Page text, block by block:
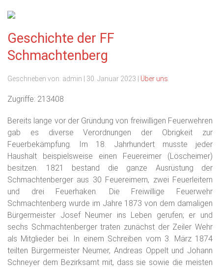
Geschichte der FF
Schmachtenberg
Geschrieben von: admin 30. Januar 2023 Über uns
Zugriffe: 213408
Bereits lange vor der Gründung von freiwilligen Feuerwehren
gab es diverse Verordnungen der Obrigkeit zur
Feuerbekämpfung. Im 18. Jahrhundert musste jeder
Haushalt beispielsweise einen Feuereimer (Löscheimer)
besitzen. 1821 bestand die ganze Ausrüstung der
Schmachtenberger aus 30 Feuereimern, zwei Feuerleitern
und drei Feuerhaken. Die Freiwillige Feuerwehr
Schmachtenberg wurde im Jahre 1873 von dem damaligen
Bürgermeister Josef Neumer ins Leben gerufen; er und
sechs Schmachtenberger traten zunächst der Zeiler Wehr
als Mitglieder bei. In einem Schreiben vom 3. März 1874
teilten Bürgermeister Neumer, Andreas Oppelt und Johann
Schneyer dem Bezirksamt mit, dass sie sowie die meisten